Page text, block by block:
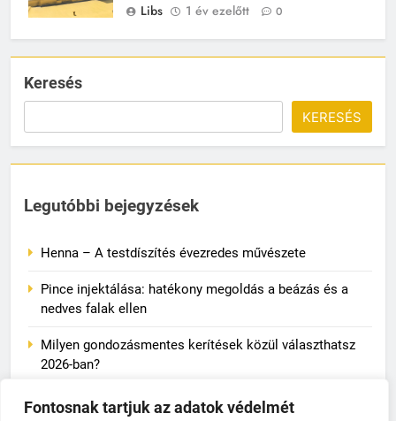
Fontosnak tartjuk az adatok védelmét
Libs
1 év ezelőtt 0
Keresés
KERESÉS
Legutóbbi bejegyzések
Henna – A testdíszítés évezredes művészete
Pince injektálása: hatékony megoldás a beázás és a
nedves falak ellen
Milyen gondozásmentes kerítések közül választhatsz
2026-ban?
Családi esküvőre vagy ünnepségre készülünk: mit